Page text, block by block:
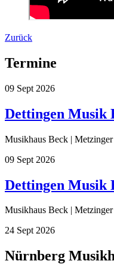
Zurück
Termine
09 Sept 2026
Dettingen Musik
Musikhaus Beck |
09 Sept 2026
Dettingen Musik
Musikhaus Beck |
24 Sept 2026
Nürnberg